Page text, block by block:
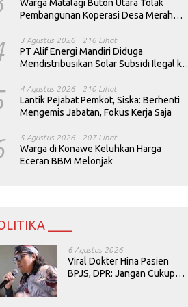
Warga Matalagi Buton Utara Tolak
Pembangunan Koperasi Desa Merah
3 Agustus 2026 216 Lihat
PT Alif Energi Mandiri Diduga
Mendistribusikan Solar Subsidi Ilegal ke
4 Agustus 2026 210 Lihat
Lantik Pejabat Pemkot, Siska: Berhenti
Mengemis Jabatan, Fokus Kerja Saja
5 Agustus 2026 207 Lihat
Warga di Konawe Keluhkan Harga
Eceran BBM Melonjak
____
6 Agustus 2026
Viral Dokter Hina Pasien
BPJS, DPR: Jangan Cukup